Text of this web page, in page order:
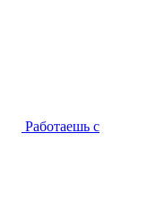
Работаешь с